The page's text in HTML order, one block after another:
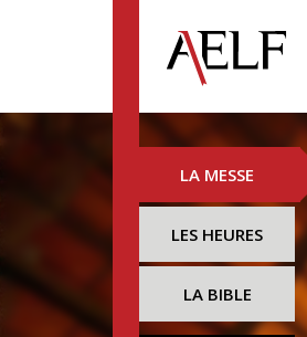
LA MESSE
LES HEURES
LA BIBLE